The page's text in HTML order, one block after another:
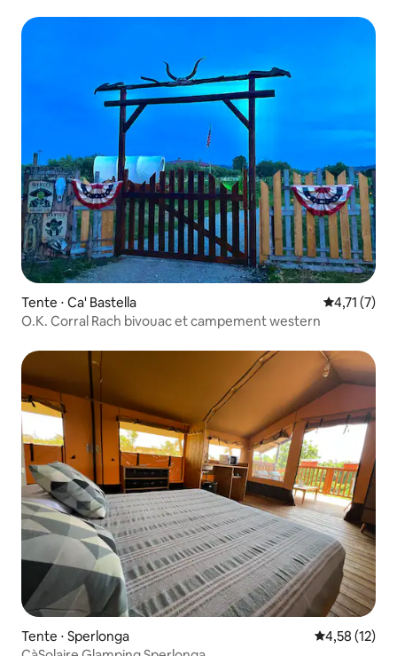
Tente ⋅ Ca' Bastella Évaluation
4,71 (7)
O.K. Corral Rach bivouac et campement western
Tente ⋅ Sperlonga Évaluation
4,58 (12)